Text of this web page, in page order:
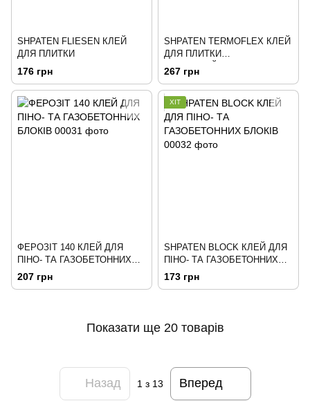
SHPATEN FLIESEN КЛЕЙ
ДЛЯ ПЛИТКИ
176 грн
SHPATEN TERMOFLEX КЛЕЙ
ДЛЯ ПЛИТКИ
ТЕРМОСТІЙКОСТІ ДО +160°С
267 грн
ФЕРОЗІТ 140 КЛЕЙ ДЛЯ
ПІНО- ТА ГАЗОБЕТОННИХ
БЛОКІВ
207 грн
ХІТ
SHPATEN BLOCK КЛЕЙ ДЛЯ
ПІНО- ТА ГАЗОБЕТОННИХ
БЛОКІВ
173 грн
Показати ще 20 товарів
Назад 1 з 13 Вперед